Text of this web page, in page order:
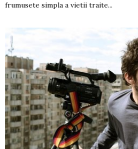
frumusete simpla a vietii traite...